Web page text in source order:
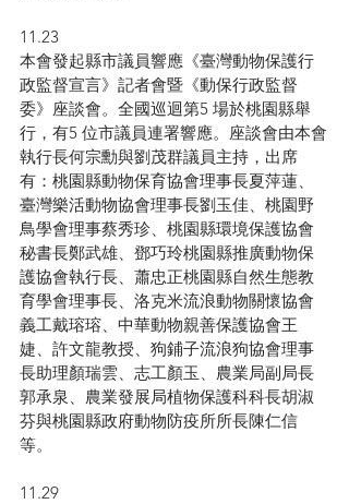
11.23
本會發起縣市議員響應《臺灣動物保護行
政監督宣言》記者會暨《動保行政監督
委》座談會。全國巡迴第5 場於桃園縣舉
行，有5 位市議員連署響應。座談會由本會
執行長何宗勳與劉茂群議員主持，出席
有：桃園縣動物保育協會理事長夏萍蓮、
臺灣樂活動物協會理事長劉玉佳、桃園野
鳥學會理事蔡秀珍、桃園縣環境保護協會
秘書長鄭武雄、鄧巧玲桃園縣推廣動物保
護協會執行長、蕭忠正桃園縣自然生態教
育學會理事長、洛克米流浪動物關懷協會
義工戴瑢瑢、中華動物親善保護協會王
婕、許文龍教授、狗鋪子流浪狗協會理事
長助理顏瑞雲、志工顏玉、農業局副局長
郭承泉、農業發展局植物保護科科長胡淑
芬與桃園縣政府動物防疫所所長陳仁信
等。
11.29